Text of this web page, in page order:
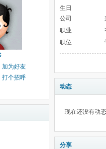
加为好友
打个招呼
生日
公司
职业
职位
动态
现在还没有动态
分享